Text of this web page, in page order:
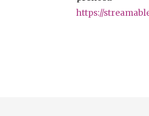
https://